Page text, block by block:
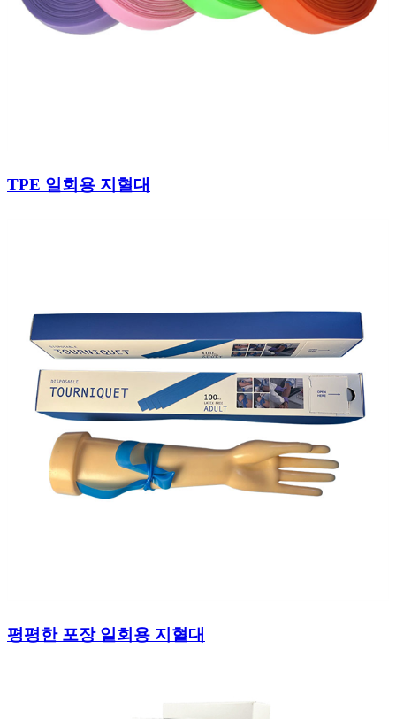
TPE 일회용 지혈대
평평한 포장 일회용 지혈대